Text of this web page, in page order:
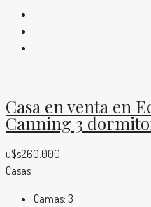
Casa en venta en
Canning 3
u$s260.000
Casas
Camas: 3